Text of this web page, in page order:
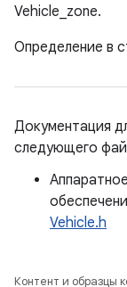
Vehicle_zone.
Определение в
Документация
следующего
Аппаратное
Vehicle.h
Контент и образцы